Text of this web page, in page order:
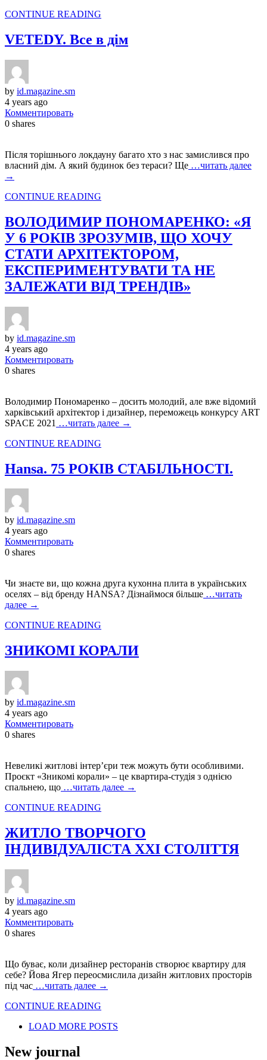
CONTINUE READING
VETEDY. Все в дім
by id.magazine.sm
4 years ago
Комментировать
0 shares
Після торішнього локдауну багато хто з нас замислився про
власний дім. А який будинок без тераси? Ще …читать далее
→
CONTINUE READING
ВОЛОДИМИР ПОНОМАРЕНКО: «Я
У 6 РОКІВ ЗРОЗУМІВ, ЩО ХОЧУ
СТАТИ АРХІТЕКТОРОМ,
ЕКСПЕРИМЕНТУВАТИ ТА НЕ
ЗАЛЕЖАТИ ВІД ТРЕНДІВ»
by id.magazine.sm
4 years ago
Комментировать
0 shares
Володимир Пономаренко – досить молодий, але вже відомий
харківський архітектор і дизайнер, переможець конкурсу ART
SPACE 2021 …читать далее →
CONTINUE READING
Hansa. 75 РОКІВ CТАБІЛЬНОСТІ.
by id.magazine.sm
4 years ago
Комментировать
0 shares
Чи знаєте ви, що кожна друга кухонна плита в українських
оселях – від бренду HANSA? Дізнаймося більше …читать
далее →
CONTINUE READING
ЗНИКОМІ КОРАЛИ
by id.magazine.sm
4 years ago
Комментировать
0 shares
Невеликі житлові інтер’єри теж можуть бути особливими.
Проєкт «Зникомі корали» – це квартира-студія з однією
спальнею, що …читать далее →
CONTINUE READING
ЖИТЛО ТВОРЧОГО
ІНДИВІДУАЛІСТА ХХІ СТОЛІТТЯ
by id.magazine.sm
4 years ago
Комментировать
0 shares
Що буває, коли дизайнер ресторанів створює квартиру для
себе? Йова Ягер переосмислила дизайн житлових просторів
під час …читать далее →
CONTINUE READING
LOAD MORE POSTS
New journal